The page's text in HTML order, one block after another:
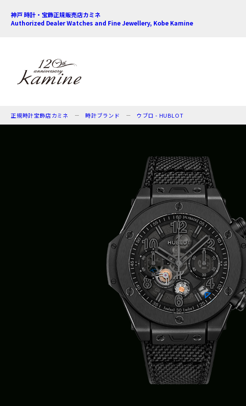
神戸 時計・宝飾正規販売店カミネ
Authorized Dealer Watches and Fine Jewellery, Kobe Kamine
正規時計宝飾店カミネ 時計ブランド ウブロ - HUBLOT